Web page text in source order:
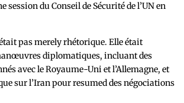
session du Conseil de Sécurité de l’UN en
pas merely rhétorique. Elle était
diplomatiques, incluant des
avec le Royaume-Uni et l’Allemagne, et
sur l’Iran pour resumed des négociations